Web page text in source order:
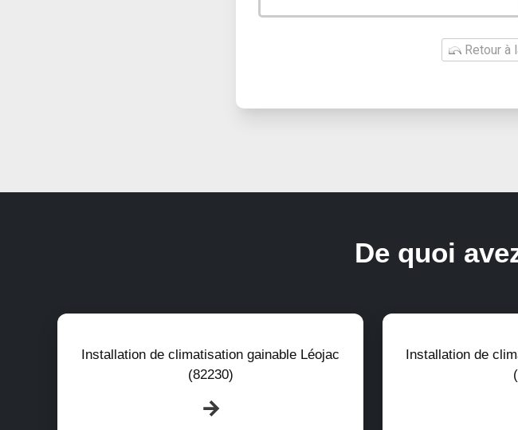
Retour à
De quoi
Installation de climatisation gainable Léojac
(82230)
Installation de